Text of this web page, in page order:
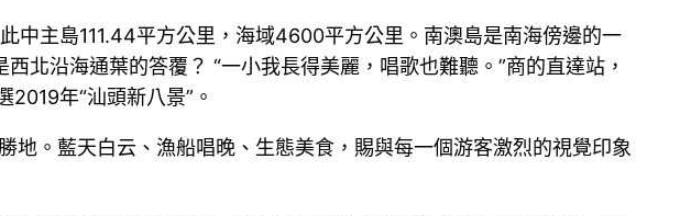
中主島111.44平方公里，海域4600平方公里。南澳島是南海傍邊的一
西北沿海通葉的答覆？ “一小我長得美麗，唱歌也難聽。”商的直達站，
年“汕頭新八景”。
。藍天白云、漁船唱晚、生態美食，賜與每一個游客激烈的視覺印象